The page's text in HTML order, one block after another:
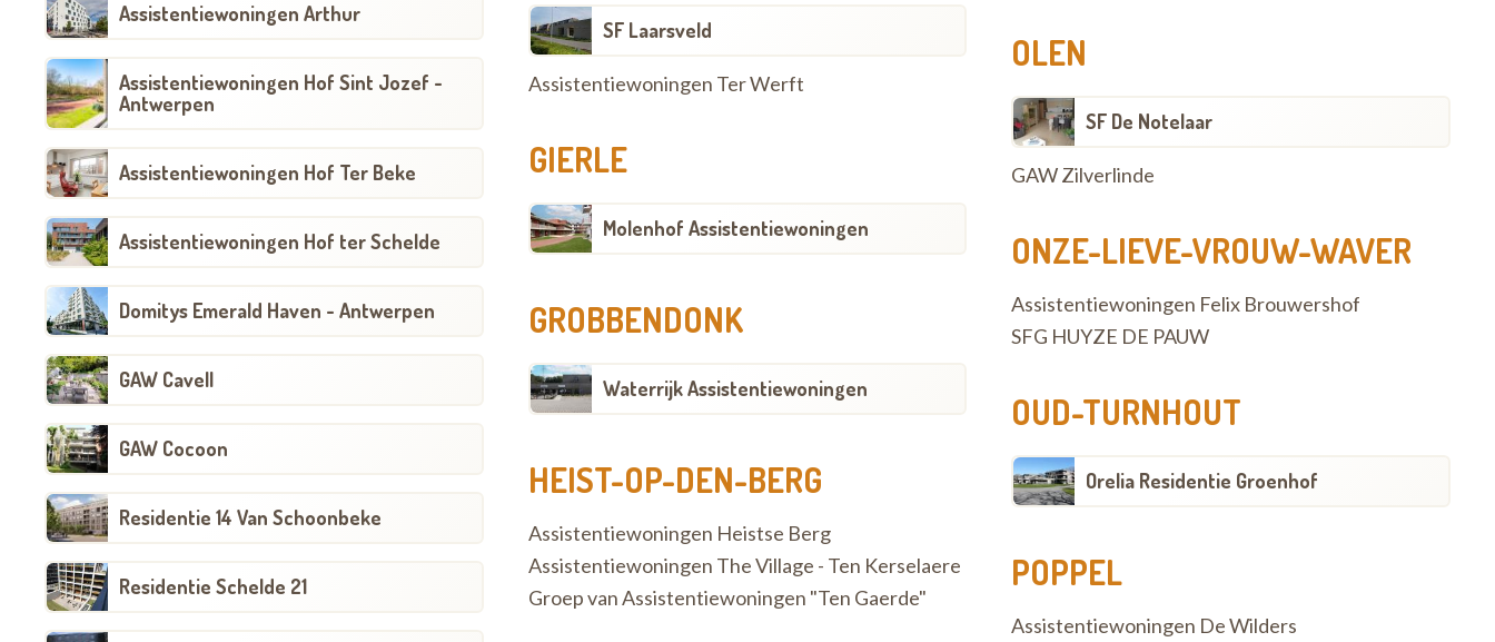
Assistentiewoningen Arthur
Assistentiewoningen Hof Sint Jozef -
Antwerpen
Assistentiewoningen Hof Ter Beke
Assistentiewoningen Hof ter Schelde
Domitys Emerald Haven - Antwerpen
GAW Cavell
GAW Cocoon
Residentie 14 Van Schoonbeke
Residentie Schelde 21
SF Laarsveld
Assistentiewoningen Ter Werft
GIERLE
Molenhof Assistentiewoningen
GROBBENDONK
Waterrijk Assistentiewoningen
HEIST-OP-DEN-BERG
Assistentiewoningen Heistse Berg
Assistentiewoningen The Village - Ten Kerselaere
Groep van Assistentiewoningen "Ten Gaerde"
OLEN
SF De Notelaar
GAW Zilverlinde
ONZE-LIEVE-VROUW-WAVER
Assistentiewoningen Felix Brouwershof
SFG HUYZE DE PAUW
OUD-TURNHOUT
Orelia Residentie Groenhof
POPPEL
Assistentiewoningen De Wilders